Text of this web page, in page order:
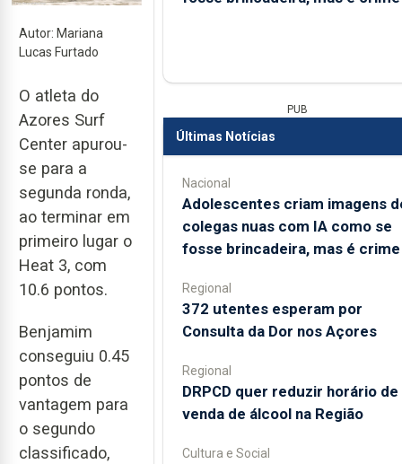
Autor: Mariana
Lucas Furtado
O atleta do
Azores Surf
Center apurou-
se para a
segunda ronda,
ao terminar em
primeiro lugar o
Heat 3, com
10.6 pontos.
Benjamim
conseguiu 0.45
pontos de
vantagem para
o segundo
classificado,
PUB
Últimas Notícias
Nacional
Adolescentes criam imagens
colegas nuas com IA como se
fosse brincadeira, mas é crime
Regional
372 utentes esperam por
Consulta da Dor nos Açores
Regional
DRPCD quer reduzir horário de
venda de álcool na Região
Cultura e Social